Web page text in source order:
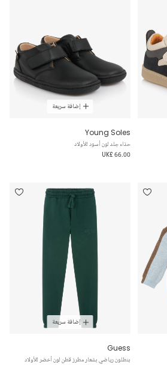
إضافة سريعة
Young Soles
حذاء جلد لون أسود للأولاد
UK£ 66.00
إضافة سريعة
Guess
بنطلون رياضي بشعار مطرز قطن لون أخضر للأولاد